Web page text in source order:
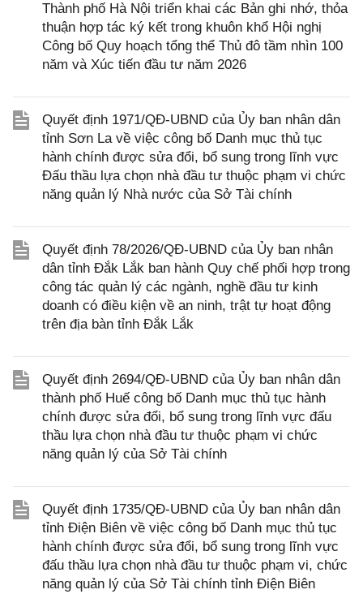
Thành phố Hà Nội triển khai các Bản ghi nhớ, thỏa
thuận hợp tác ký kết trong khuôn khổ Hội nghị
Công bố Quy hoạch tổng thể Thủ đô tầm nhìn 100
năm và Xúc tiến đầu tư năm 2026
Quyết định 1971/QĐ-UBND của Ủy ban nhân dân
tỉnh Sơn La về việc công bố Danh mục thủ tục
hành chính được sửa đổi, bổ sung trong lĩnh vực
Đấu thầu lựa chọn nhà đầu tư thuộc phạm vi chức
năng quản lý Nhà nước của Sở Tài chính
Quyết định 78/2026/QĐ-UBND của Ủy ban nhân
dân tỉnh Đắk Lắk ban hành Quy chế phối hợp trong
công tác quản lý các ngành, nghề đầu tư kinh
doanh có điều kiện về an ninh, trật tự hoạt động
trên địa bàn tỉnh Đắk Lắk
Quyết định 2694/QĐ-UBND của Ủy ban nhân dân
thành phố Huế công bố Danh mục thủ tục hành
chính được sửa đổi, bổ sung trong lĩnh vực đấu
thầu lựa chọn nhà đầu tư thuộc phạm vi chức
năng quản lý của Sở Tài chính
Quyết định 1735/QĐ-UBND của Ủy ban nhân dân
tỉnh Điện Biên về việc công bố Danh mục thủ tục
hành chính được sửa đổi, bổ sung trong lĩnh vực
đấu thầu lựa chọn nhà đầu tư thuộc phạm vi, chức
năng quản lý của Sở Tài chính tỉnh Điện Biên